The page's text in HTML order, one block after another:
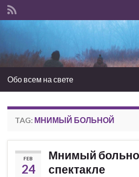
Обо всем на свете
TAG: МНИМЫЙ БОЛЬНОЙ
FEB
24
Мнимый
спектакле